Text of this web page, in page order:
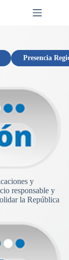
Presencia
y
responsable y
la República